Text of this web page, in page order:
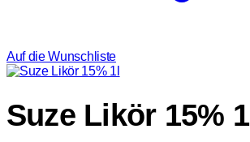
Auf die Wunschliste
Suze Likör 15% 1l